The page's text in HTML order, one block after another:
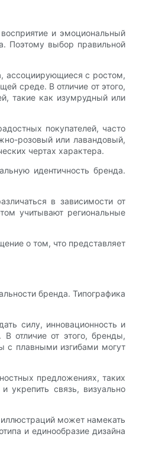
и эмоциональный
Поэтому выбор правильной
ассоциирующиеся с ростом,
среде. В отличие от этого,
такие как изумрудный или
покупателей, часто
розовый или лавандовый,
чертах характера.
идентичность бренда.
в зависимости от
учитывают региональные
о том, что представляет
бренда. Типографика
силу, инновационность и
отличие от этого, бренды,
с плавными изгибами могут
предложениях, таких
укрепить связь, визуально
может намекать
и единообразие дизайна